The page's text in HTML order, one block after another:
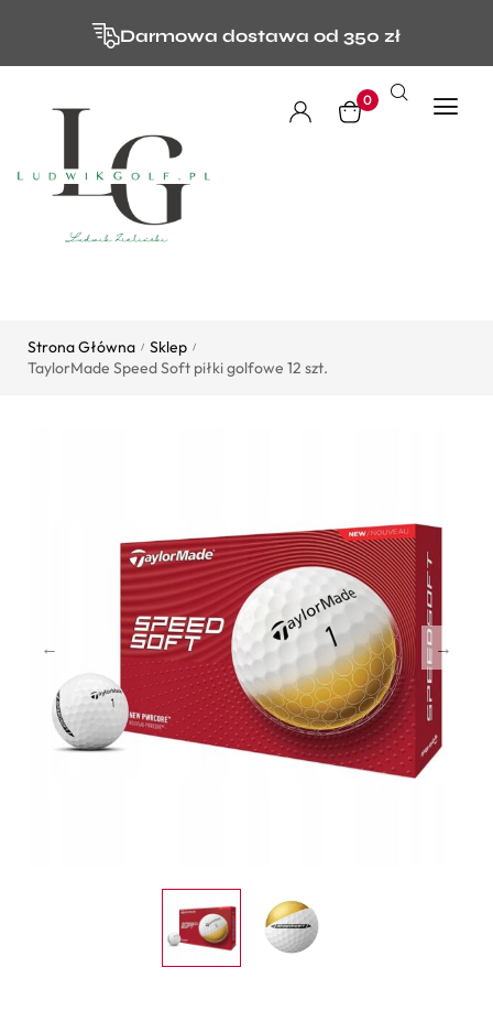
Darmowa dostawa od 350 zł
0
Strona Główna / Sklep /
TaylorMade Speed Soft piłki golfowe 12 szt.